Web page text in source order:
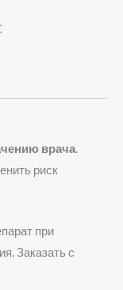
врача.
риск
при
Заказать с